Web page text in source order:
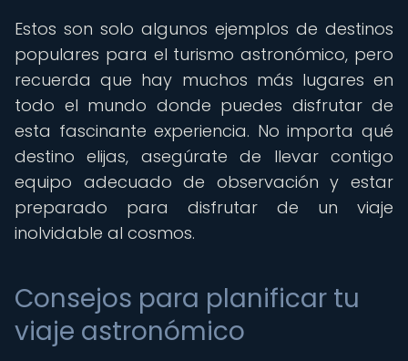
Estos son solo algunos ejemplos de destinos
populares para el turismo astronómico, pero
recuerda que hay muchos más lugares en
todo el mundo donde puedes disfrutar de
esta fascinante experiencia. No importa qué
destino elijas, asegúrate de llevar contigo
equipo adecuado de observación y estar
preparado para disfrutar de un viaje
inolvidable al cosmos.
Consejos para planificar tu
viaje astronómico